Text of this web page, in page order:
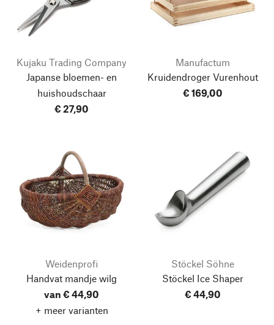
Kujaku Trading Company
Japanse bloemen- en
huishoudschaar
€ 27,90
Manufactum
Kruidendroger Vurenhout
€ 169,00
Weidenprofi
Handvat mandje wilg
van € 44,90
+ meer varianten
Stöckel Söhne
Stöckel Ice Shaper
€ 44,90